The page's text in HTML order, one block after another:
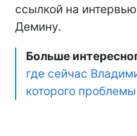
ссылкой на
Демину.
Больше
где сейчас
которого